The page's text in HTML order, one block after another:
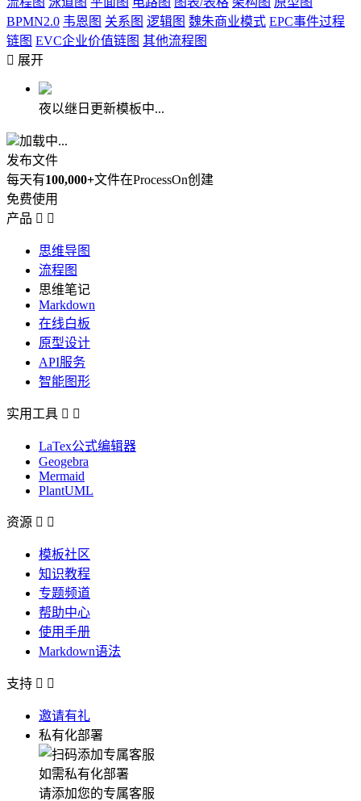
BPMN2.0 韦恩图 关系图 逻辑图 魏朱商业模式 EPC事件过程
链图 EVC企业价值链图 其他流程图
 展开
夜以继日更新模板中...
加载中...
发布文件
每天有100,000+文件在ProcessOn创建
免费使用
产品  
思维导图
流程图
思维笔记
Markdown
在线白板
原型设计
API服务
智能图形
实用工具  
LaTex公式编辑器
Geogebra
Mermaid
PlantUML
资源  
模板社区
知识教程
专题频道
帮助中心
使用手册
Markdown语法
支持  
邀请有礼
私有化部署
如需私有化部署
请添加您的专属客服